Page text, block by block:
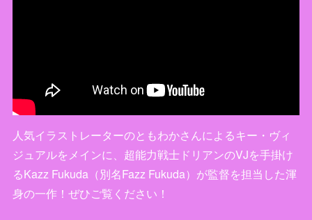
人気イラストレーターのともわかさんによるキー・ヴィ
ジュアルをメインに、超能力戦士ドリアンのVJを手掛け
るKazz Fukuda（別名Fazz Fukuda）が監督を担当した渾
身の一作！ぜひご覧ください！